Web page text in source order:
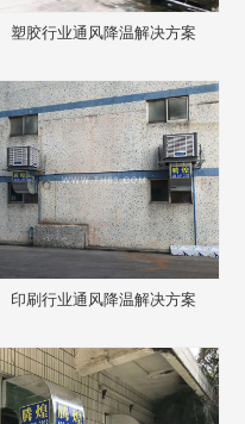
塑胶行业通风降温解决方案
印刷行业通风降温解决方案